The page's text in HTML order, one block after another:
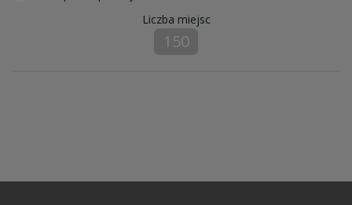
Liczba miejsc
150